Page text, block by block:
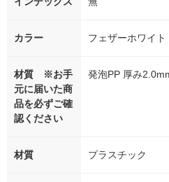
カラー フェザーホワイト
材質 ※お手
元に届いた商
品を必ずご確
認ください
発泡PP 厚み
材質 プラスチック